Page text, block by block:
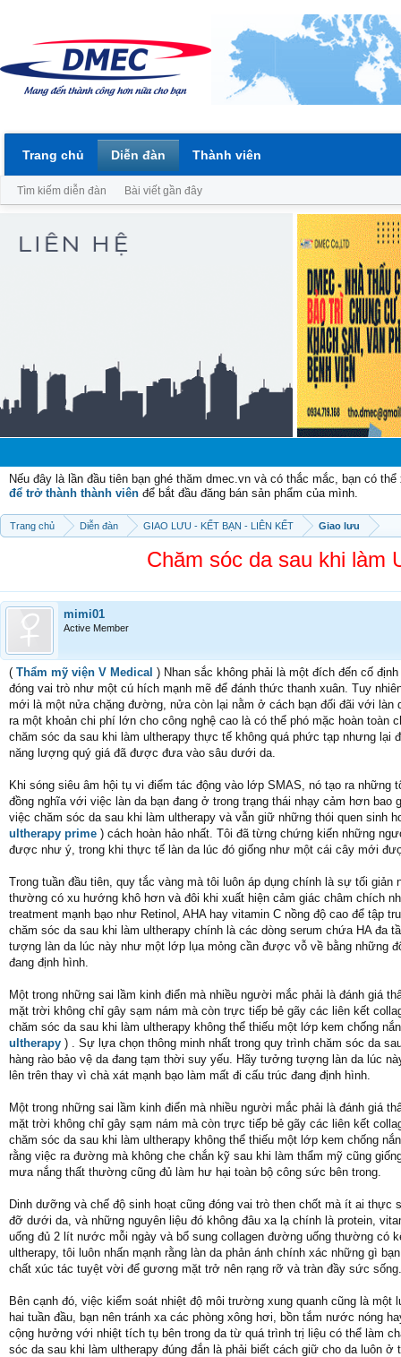
Nếu đây là lần đầu tiên bạn ghé thăm dmec.vn và có thắc mắc, bạn có
để trở thành thành viên để bắt đầu đăng bán sản phẩm của mình.
Trang chủ Diễn đàn GIAO LƯU - KẾT BẠN - LIÊN KẾT Giao lưu
Chăm sóc da sau khi làm
mimi01
Active Member
( Thẩm mỹ viện V Medical ) Nhan sắc không phải là một đích đến cố
đóng vai trò như một cú hích mạnh mẽ để đánh thức thanh xuân. Tuy
mới là một nửa chặng đường, nửa còn lại nằm ở cách bạn đối đãi với
ra một khoản chi phí lớn cho công nghệ cao là có thể phó mặc hoàn toàn
chăm sóc da sau khi làm ultherapy thực tế không quá phức tạp nhưng
năng lượng quý giá đã được đưa vào sâu dưới da.
Khi sóng siêu âm hội tụ vi điểm tác động vào lớp SMAS, nó tạo ra
đồng nghĩa với việc làn da bạn đang ở trong trạng thái nhạy cảm hơn
việc chăm sóc da sau khi làm ultherapy và vẫn giữ những thói quen
ultherapy prime ) cách hoàn hảo nhất. Tôi đã từng chứng kiến những
được như ý, trong khi thực tế làn da lúc đó giống như một cái cây mới
Trong tuần đầu tiên, quy tắc vàng mà tôi luôn áp dụng chính là sự tối
thường có xu hướng khô hơn và đôi khi xuất hiện cảm giác châm chích
treatment mạnh bạo như Retinol, AHA hay vitamin C nồng độ cao để tập
chăm sóc da sau khi làm ultherapy chính là các dòng serum chứa HA đa
tượng làn da lúc này như một lớp lụa mỏng cần được vỗ về bằng những
đang định hình.
Một trong những sai lầm kinh điển mà nhiều người mắc phải là đánh giá
mặt trời không chỉ gây sạm nám mà còn trực tiếp bẻ gãy các liên kết
chăm sóc da sau khi làm ultherapy không thể thiếu một lớp kem chống
ultherapy ) . Sự lựa chọn thông minh nhất trong quy trình chăm sóc da
hàng rào bảo vệ da đang tạm thời suy yếu. Hãy tưởng tượng làn da lúc
lên trên thay vì chà xát mạnh bạo làm mất đi cấu trúc đang định hình.
Một trong những sai lầm kinh điển mà nhiều người mắc phải là đánh giá
mặt trời không chỉ gây sạm nám mà còn trực tiếp bẻ gãy các liên kết
chăm sóc da sau khi làm ultherapy không thể thiếu một lớp kem chống
rằng việc ra đường mà không che chắn kỹ sau khi làm thẩm mỹ cũng
mưa nắng thất thường cũng đủ làm hư hại toàn bộ công sức bên trong.
Dinh dưỡng và chế độ sinh hoạt cũng đóng vai trò then chốt mà ít ai
đỡ dưới da, và những nguyên liệu đó không đâu xa lạ chính là protein,
uống đủ 2 lít nước mỗi ngày và bổ sung collagen đường uống thường có
ultherapy, tôi luôn nhấn mạnh rằng làn da phản ánh chính xác những gì
chất xúc tác tuyệt vời để gương mặt trở nên rạng rỡ và tràn đầy sức sống.
Bên cạnh đó, việc kiểm soát nhiệt độ môi trường xung quanh cũng là
hai tuần đầu, bạn nên tránh xa các phòng xông hơi, bồn tắm nước nóng
cộng hưởng với nhiệt tích tụ bên trong da từ quá trình trị liệu có thể làm
sóc da sau khi làm ultherapy đúng đắn là phải biết cách giữ cho da luôn
Trang chủ Diễn đàn
Tìm kiếm diễn đàn Bài viết gần đây
Thành viên